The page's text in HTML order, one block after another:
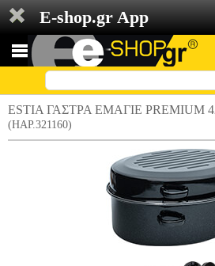
E-shop.gr App
ESTIA ΓΑΣΤΡΑ ΕΜΑΓΙΕ PREMIUM
(HAP.321160)